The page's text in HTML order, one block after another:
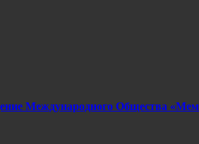
Международного Общества «Мем